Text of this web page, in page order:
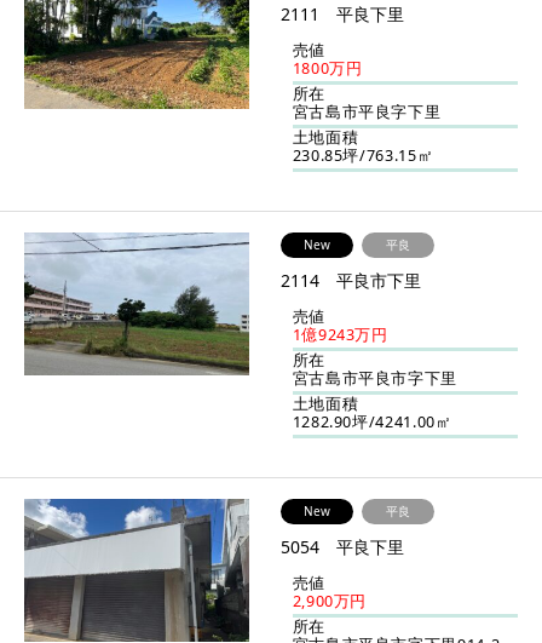
2111 平良下里
売値
1800万円
所在
宮古島市平良字下里
土地面積
230.85坪/763.15㎡
New 平良
2114 平良市下里
売値
1億9243万円
所在
宮古島市平良市字下里
土地面積
1282.90坪/4241.00㎡
New 平良
5054 平良下里
売値
2,900万円
所在